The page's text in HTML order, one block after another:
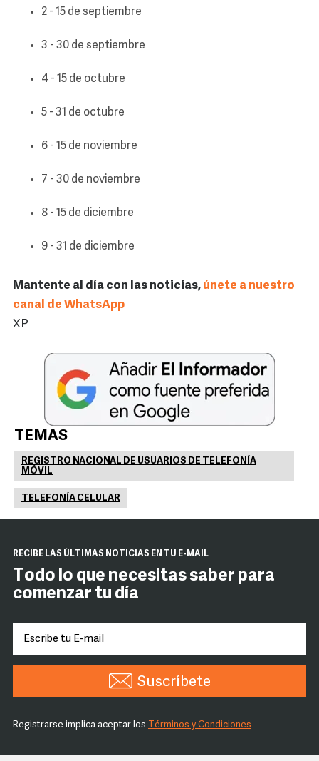
2 - 15 de septiembre
3 - 30 de septiembre
4 - 15 de octubre
5 - 31 de octubre
6 - 15 de noviembre
7 - 30 de noviembre
8 - 15 de diciembre
9 - 31 de diciembre
Mantente al día con las noticias, únete a nuestro
canal de WhatsApp
XP
TEMAS
REGISTRO NACIONAL DE USUARIOS DE TELEFONÍA
MÓVIL
TELEFONÍA CELULAR
RECIBE LAS ÚLTIMAS NOTICIAS EN TU E-MAIL
Todo lo que necesitas saber para
comenzar tu día
Suscríbete
Registrarse implica aceptar los Términos y Condiciones